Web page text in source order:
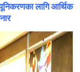
लागि आर्थिक